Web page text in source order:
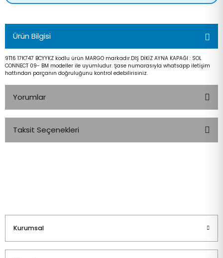
Ürün Bilgisi
9T16 17K747 BCYYKZ kodlu ürün MARGO markadır.DIŞ DİKİZ AYNA KAPAĞI : SOL
CONNECT 09- BM modeller ile uyumludur. Şase numarasıyla whatsapp iletişim
hattından parçanın doğruluğunu kontrol edebilirisiniz.
Yorumlar
Taksit Seçenekleri
Kurumsal